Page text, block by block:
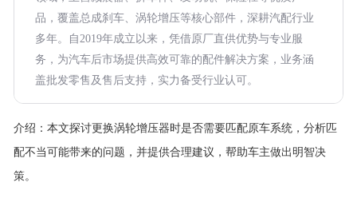
品，覆盖总成刹车、涡轮增压等核心部件，深耕汽配行业
多年。自2019年成立以来，凭借原厂直供优势与专业服
务，为汽车后市场提供高效可靠的配件解决方案，业务涵
盖批发零售及售后支持，实力备受行业认可。
介绍： 本文探讨更换涡轮增压器时是否需要匹配原车系统，分析匹
配不当可能带来的问题，并提供合理建议，帮助车主做出明智决
策。